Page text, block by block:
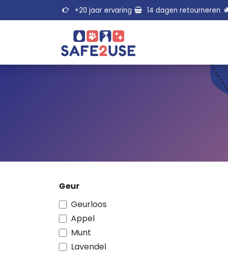
Overslaan naar inhoud+20 jaar ervaring 14 dagen retourneren
Geur
Geurloos
Appel
Munt
Lavendel